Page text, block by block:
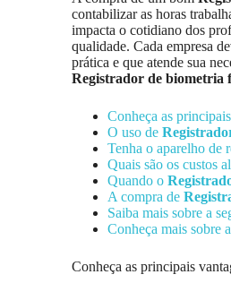
contabilizar as horas
impacta o cotidiano dos
qualidade. Cada empresa
prática e que atende sua
Registrador de biometria
Conheça as
O uso de
Tenha o aparelho de
Quais são os custos
Quando o
A compra de
Saiba mais sobre a
Conheça mais sobre
Conheça as principais